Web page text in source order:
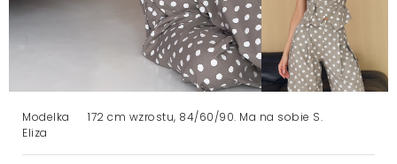
Modelka
Eliza
172 cm wzrostu, 84/60/90. Ma na sobie S.